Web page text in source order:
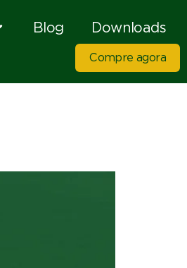
Blog Downloads
Compre agora